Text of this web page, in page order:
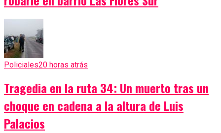
Policiales20 horas atrás
Tragedia en la ruta 34: Un muerto tras un
choque en cadena a la altura de Luis
Palacios